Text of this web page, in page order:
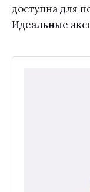
доступна для
Идеальные